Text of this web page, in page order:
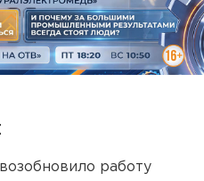
работу